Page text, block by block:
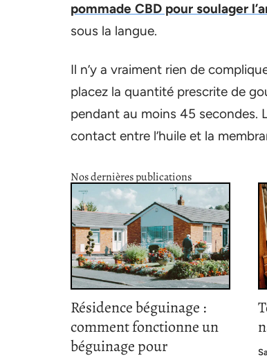
pommade CBD pour soulager
sous la langue.
Il n’y a vraiment rien de
placez la quantité prescrite de
pendant au moins 45 secondes.
contact entre l’huile et la
Nos dernières publications
Résidence béguinage :
comment fonctionne un
béguinage pour